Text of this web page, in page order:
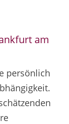
am
persönlich